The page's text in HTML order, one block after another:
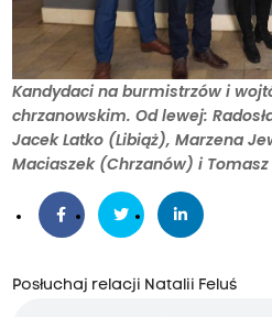
Kandydaci na burmistrzów i
chrzanowskim. Od lewej:
Jacek Latko (Libiąż), Marzena
Maciaszek (Chrzanów) i
Posłuchaj relacji Natalii Feluś